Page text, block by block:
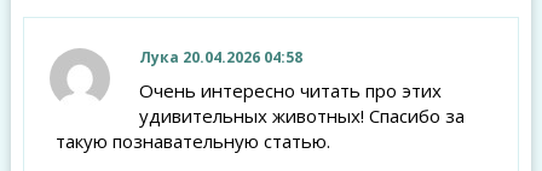
Лука 20.04.2026 04:58
Очень интересно читать про этих
удивительных животных! Спасибо за
такую познавательную статью.